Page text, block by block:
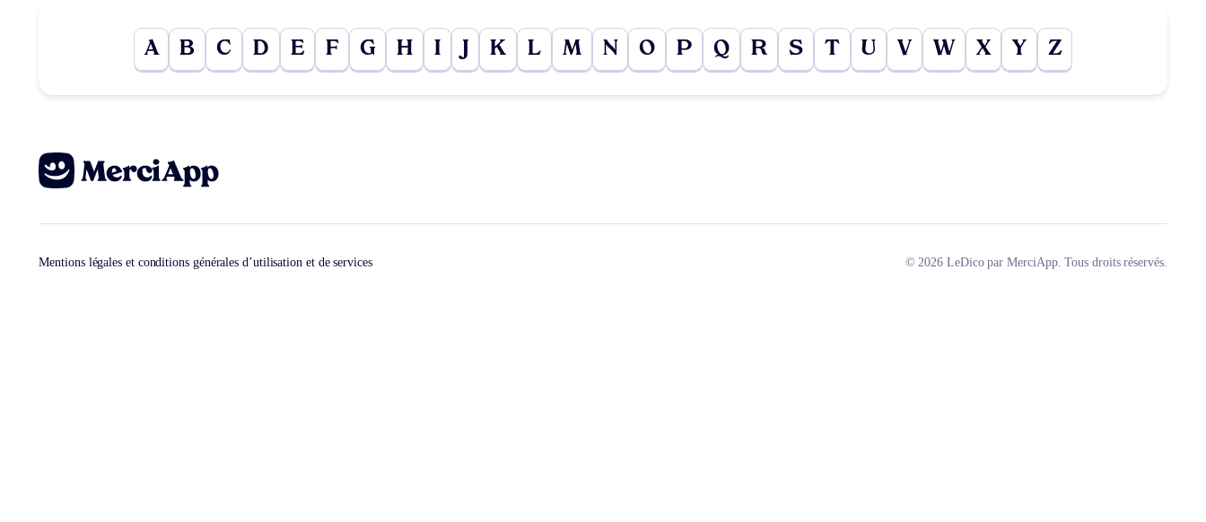
A B C D E F G H I K L M N O P Q R S T U V W X Y Z
Mentions légales et conditions générales d’utilisation et de services © 2026 LeDico par MerciApp. Tous droits réservés.